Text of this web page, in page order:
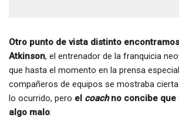
Otro punto de vista distinto
Atkinson, el entrenador de la franquicia
que hasta el momento en la prensa
compañeros de equipos se mostraba
lo ocurrido, pero el coachno concibe que
algo malo: